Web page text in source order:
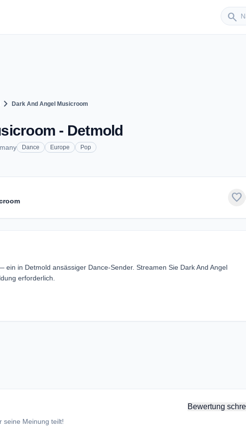
search
chevron_right Dark And Angel Musicroom
- Detmold
Dance Europe Pop
favorite
in Detmold ansässiger Dance-Sender. Streamen Sie Dark And Angel
erforderlich.
Bewertung
seine Meinung teilt!